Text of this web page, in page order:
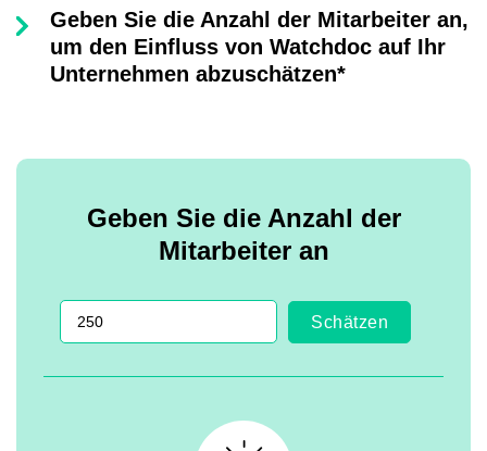
Geben Sie die Anzahl der Mitarbeiter an,
um den Einfluss von Watchdoc auf Ihr
Unternehmen abzuschätzen*
Geben Sie die Anzahl der
Mitarbeiter an
Schätzen